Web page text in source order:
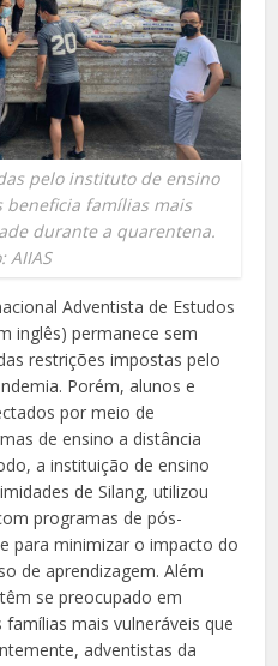
pelo instituto de ensino
famílias mais
durante a quarentena.
AIIAS
Adventista de Estudos
inglês) permanece sem
restrições impostas pelo
Porém, alunos e
por meio de
de ensino a distância
a instituição de ensino
de Silang, utilizou
programas de pós-
para minimizar o impacto do
de aprendizagem. Além
se preocupado em
mais vulneráveis que
adventistas da